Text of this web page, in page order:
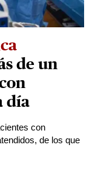
de un
día
con
de los que